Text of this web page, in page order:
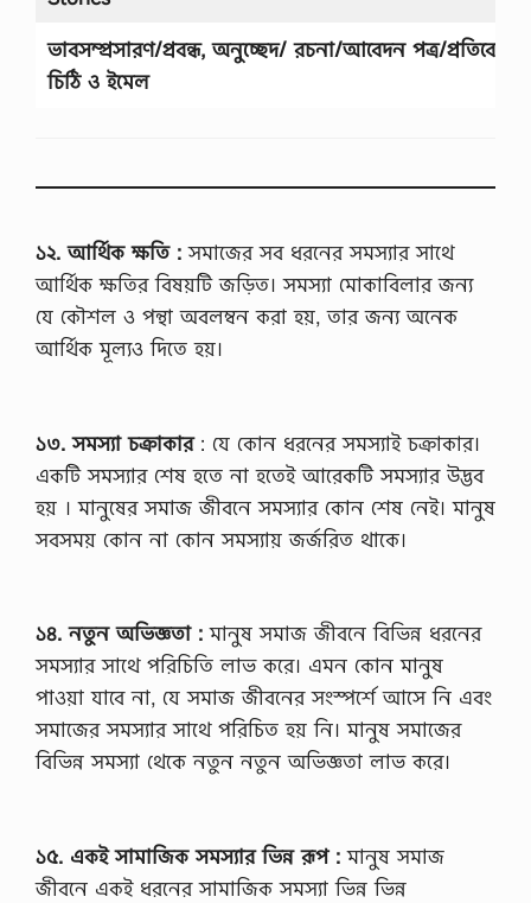
ভাবসম্প্রসারণ/প্রবন্ধ, অনুচ্ছেদ/ রচনা/আবেদন পত্র/প্রতিবেদন/
চিঠি ও ইমেল
১২. আর্থিক ক্ষতি : সমাজের সব ধরনের সমস্যার সাথে
আর্থিক ক্ষতির বিষয়টি জড়িত। সমস্যা মোকাবিলার জন্য
যে কৌশল ও পন্থা অবলম্বন করা হয়, তার জন্য অনেক
আর্থিক মূল্যও দিতে হয়।
১৩. সমস্যা চক্রাকার: যে কোন ধরনের সমস্যাই চক্রাকার।
একটি সমস্যার শেষ হতে না হতেই আরেকটি সমস্যার উদ্ভব
হয় । মানুষের সমাজ জীবনে সমস্যার কোন শেষ নেই। মানুষ
সবসময় কোন না কোন সমস্যায় জর্জরিত থাকে।
১৪. নতুন অভিজ্ঞতা : মানুষ সমাজ জীবনে বিভিন্ন ধরনের
সমস্যার সাথে পরিচিতি লাভ করে। এমন কোন মানুষ
পাওয়া যাবে না, যে সমাজ জীবনের সংস্পর্শে আসে নি এবং
সমাজের সমস্যার সাথে পরিচিত হয় নি। মানুষ সমাজের
বিভিন্ন সমস্যা থেকে নতুন নতুন অভিজ্ঞতা লাভ করে।
১৫. একই সামাজিক সমস্যার ভিন্ন রূপ : মানুষ সমাজ
জীবনে একই ধরনের সামাজিক সমস্যা ভিন্ন ভিন্ন